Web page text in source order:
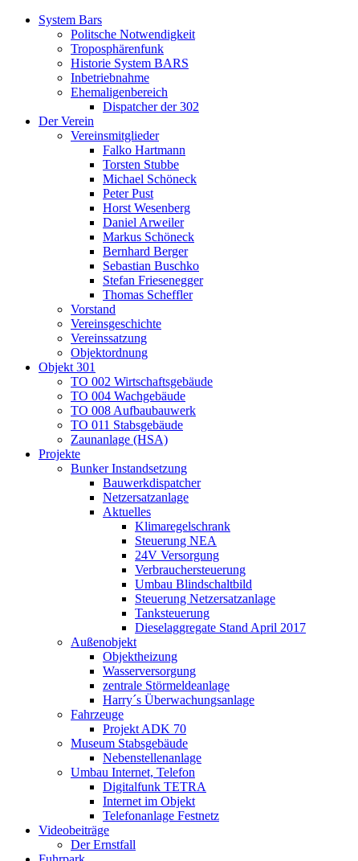
System Bars
Politsche Notwendigkeit
Troposphärenfunk
Historie System BARS
Inbetriebnahme
Ehemaligenbereich
Dispatcher der 302
Der Verein
Vereinsmitglieder
Falko Hartmann
Torsten Stubbe
Michael Schöneck
Peter Pust
Horst Wesenberg
Daniel Arweiler
Markus Schöneck
Bernhard Berger
Sebastian Buschko
Stefan Friesenegger
Thomas Scheffler
Vorstand
Vereinsgeschichte
Vereinssatzung
Objektordnung
Objekt 301
TO 002 Wirtschaftsgebäude
TO 004 Wachgebäude
TO 008 Aufbaubauwerk
TO 011 Stabsgebäude
Zaunanlage (HSA)
Projekte
Bunker Instandsetzung
Bauwerkdispatcher
Netzersatzanlage
Aktuelles
Klimaregelschrank
Steuerung NEA
24V Versorgung
Verbrauchersteuerung
Umbau Blindschaltbild
Steuerung Netzersatzanlage
Tanksteuerung
Dieselaggregate Stand April 2017
Außenobjekt
Objektheizung
Wasserversorgung
zentrale Störmeldeanlage
Harry´s Überwachungsanlage
Fahrzeuge
Projekt ADK 70
Museum Stabsgebäude
Nebenstellenanlage
Umbau Internet, Telefon
Digitalfunk TETRA
Internet im Objekt
Telefonanlage Festnetz
Videobeiträge
Der Ernstfall